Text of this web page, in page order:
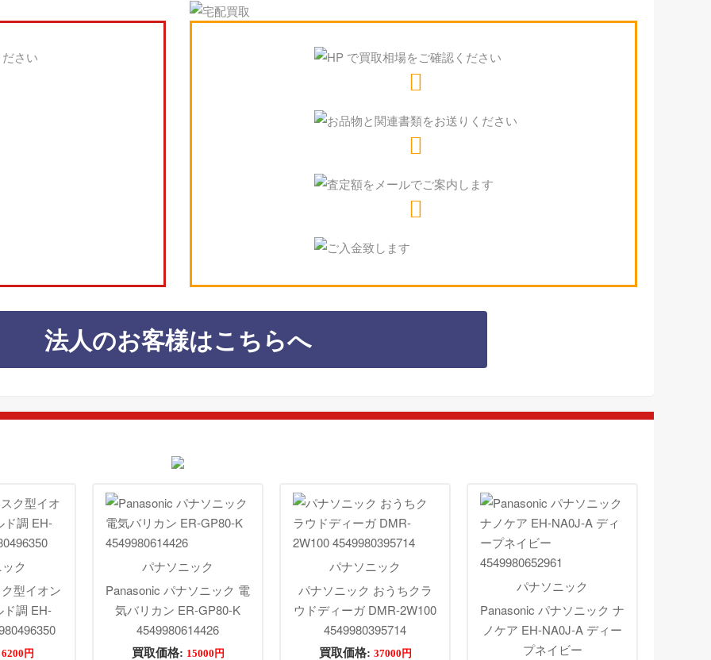
法人のお客様はこちらへ
ク
型イオン
ド調 EH-
6200円
パナソニック
Panasonic パナソニック 電
気バリカン ER-GP80-K
4549980614426
買取価格: 15000円
パナソニック
パナソニック おうちクラ
ウドディーガ DMR-2W100
4549980395714
買取価格: 37000円
パナソニック
Panasonic パナソニック ナ
ノケア EH-NA0J-A ディー
プネイビー